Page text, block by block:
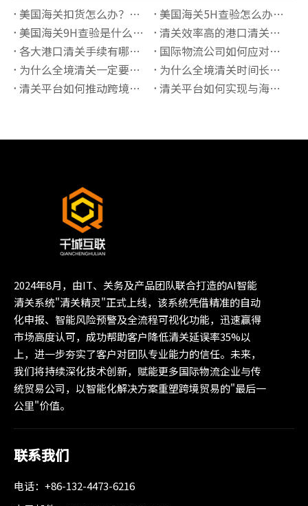
美国海关扣货怎么办？常见原因与处理流程详解
美国海关5H查验怎么办？流程、原因与快速放行指南
美国海关9H查验是什么意思？锁货后如何快速处理
清关效率高的港口清关公司有哪些推荐？
各大港口清关手续有哪些必须准备的资料？
国际物流公司如何应对高全境清关查验率？
为什么全境清关一定要了解正确的海关编码？
为什么全境清关时间长？有哪些影响因素？
清关平台如何推动跨境贸易“最后一公里”价值提升？
清关平台如何实现与海关系统的实时数据对接？
2024年8月，由IT、关务及产品团队联合打造的AI智能
清关系统"清关精灵"正式上线，该系统凭借精准的自动
化申报、智能风险预警及全流程可视化功能，迅速赢得
市场高度认可，成功帮助客户降低清关延误率35%以
上，进一步夯实了客户对团队专业能力的信任。未来，
我们将持续深化技术创新，赋能更多国际物流企业与传
统贸易公司，以智能化解决方案重塑跨境贸易的"最后一
公里"价值。
联系我们
电话：+86-132-4473-6216